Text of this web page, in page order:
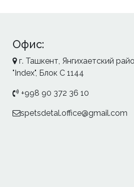
Офис:
г. Ташкент, Янгихаетский
"Index", Блок С 1144
+998 90 372 36 10
spetsdetal.office@gmail.com